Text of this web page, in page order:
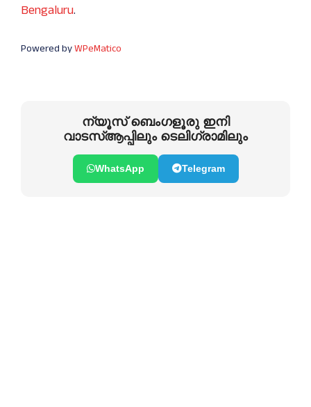
Bengaluru.
Powered byWPeMatico
ന്യൂസ് ബെംഗളൂരു ഇനി
വാടസ്ആപ്പിലും ടെലിഗ്രാമിലും
WhatsApp Telegram